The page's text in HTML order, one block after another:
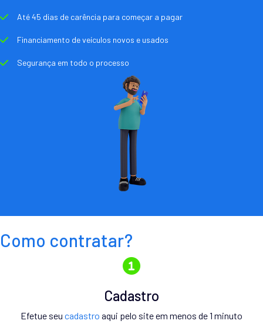
Até 45 dias de carência para começar a pagar
Financiamento de veículos novos e usados
Segurança em todo o processo
Como contratar?
Cadastro
Efetue seu cadastro aqui pelo site em menos de 1 minuto